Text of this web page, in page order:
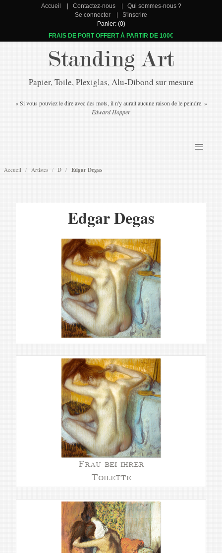
Accueil Contactez-nous
Qui sommes-nous ?
Se connecter
S'inscrire
Panier: (0)
FRAIS DE PORT OFFERT À PARTIR DE 100€
Standing Art
Papier, Toile, Plexiglas, Alu-Dibond sur mesure
« Si vous pouviez le dire avec des mots, il n'y aurait aucune raison de le peindre. »
Edward Hopper
Accueil Artistes D Edgar Degas
Edgar Degas
Frau bei ihrer
Toilette